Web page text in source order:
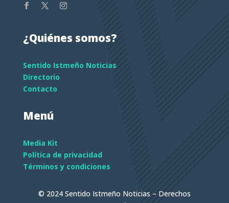
¿Quiénes somos?
Sentido Istmeño Noticias
Directorio
Contacto
Menú
Media Kit
Política de privacidad
Términos y condiciones
© 2024 Sentido Istmeño Noticias – Derechos